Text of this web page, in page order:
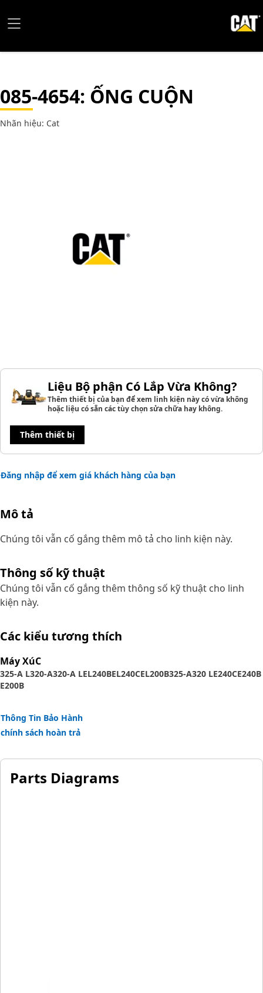
085-4654: ỐNG CUỘN
Nhãn hiệu: Cat
Liệu Bộ phận Có Lắp Vừa Không?
Thêm thiết bị của bạn để xem linh kiện này có vừa không
hoặc liệu có sẵn các tùy chọn sửa chữa hay không.
Thêm thiết bị
Đăng nhập để xem giá khách hàng của bạn
Mô tả
Chúng tôi vẫn cố gắng thêm mô tả cho linh kiện này.
Thông số kỹ thuật
Chúng tôi vẫn cố gắng thêm thông số kỹ thuật cho linh
kiện này.
Các kiểu tương thích
Máy XúC
325-A L320-A320-A LEL240BEL240CEL200B325-A320 LE240CE240B
E200B
Thông Tin Bảo Hành
chính sách hoàn trả
Parts Diagrams